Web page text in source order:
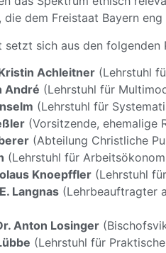
dem Freistaat Bayern eng
setzt sich aus den folgenden
Achleitner (Lehrstuhl
André (Lehrstuhl für
(Lehrstuhl für
(Vorsitzende, ehemalige
(Abteilung Christliche
(Lehrstuhl für
Knoepffler (Lehrstuhl
Langnas (Lehrbeauftragter
Anton Losinger
(Lehrstuhl für